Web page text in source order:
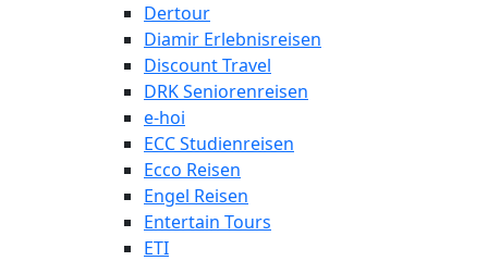
Dertour
Diamir Erlebnisreisen
Discount Travel
DRK Seniorenreisen
e-hoi
ECC Studienreisen
Ecco Reisen
Engel Reisen
Entertain Tours
ETI